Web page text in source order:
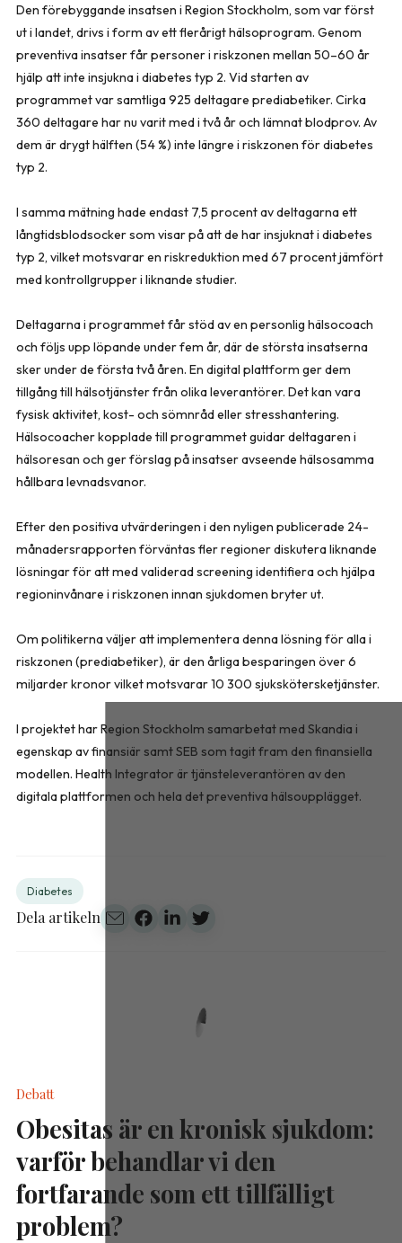
Den förebyggande insatsen i Region Stockholm, som var först
ut i landet, drivs i form av ett flerårigt hälsoprogram. Genom
preventiva insatser får personer i riskzonen mellan 50–60 år
hjälp att inte insjukna i diabetes typ 2. Vid starten av
programmet var samtliga 925 deltagare prediabetiker. Cirka
360 deltagare har nu varit med i två år och lämnat blodprov. Av
dem är drygt hälften (54 %) inte längre i riskzonen för diabetes
typ 2.
I samma mätning hade endast 7,5 procent av deltagarna ett
långtidsblodsocker som visar på att de har insjuknat i diabetes
typ 2, vilket motsvarar en riskreduktion med 67 procent jämfört
med kontrollgrupper i liknande studier.
Deltagarna i programmet får stöd av en personlig hälsocoach
och följs upp löpande under fem år, där de största insatserna
sker under de första två åren. En digital plattform ger dem
tillgång till hälsotjänster från olika leverantörer. Det kan vara
fysisk aktivitet, kost- och sömnråd eller stresshantering.
Hälsocoacher kopplade till programmet guidar deltagaren i
hälsoresan och ger förslag på insatser avseende hälsosamma
hållbara levnadsvanor.
Efter den positiva utvärderingen i den nyligen publicerade 24-
månadersrapporten förväntas fler regioner diskutera liknande
lösningar för att med validerad screening identifiera och hjälpa
regioninvånare i riskzonen innan sjukdomen bryter ut.
Om politikerna väljer att implementera denna lösning för alla i
riskzonen (prediabetiker), är den årliga besparingen över 6
miljarder kronor vilket motsvarar 10 300 sjukskötersketjänster.
I projektet har Region Stockholm samarbetat med Skandia i
egenskap av finansiär samt SEB som tagit fram den finansiella
modellen. Health Integrator är tjänsteleverantören av den
digitala plattformen och hela det preventiva hälsoupplägget.
Diabetes
Dela artikeln
Debatt
Obesitas är en kronisk sjukdom:
varför behandlar vi den
fortfarande som ett tillfälligt
problem?